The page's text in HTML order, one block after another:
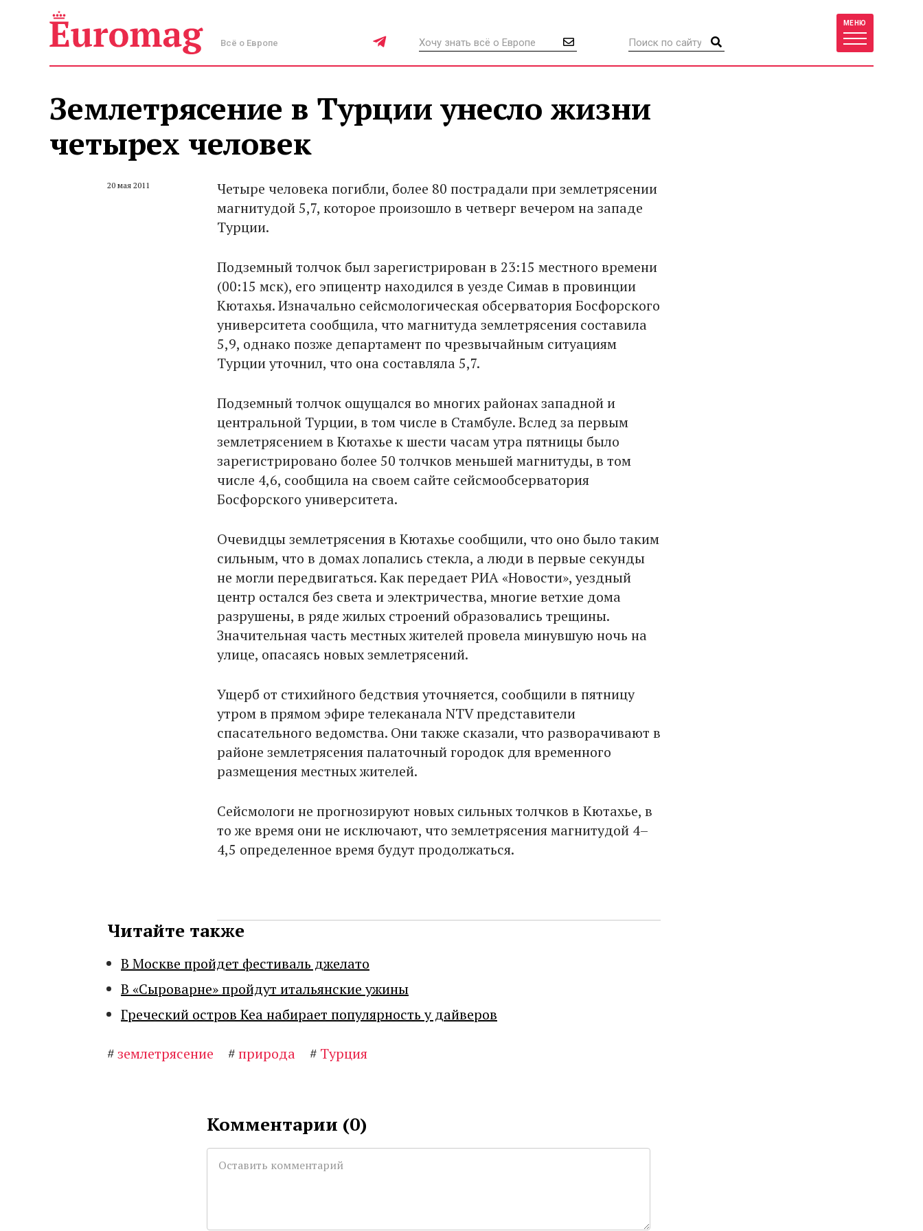
Всё о Европе
МЕНЮ
Землетрясение в Турции унесло жизни
четырех человек
20 мая 2011
Четыре человека погибли, более 80 пострадали при землетрясении
магнитудой 5,7, которое произошло в четверг вечером на западе
Турции.
Подземный толчок был зарегистрирован в 23:15 местного времени
(00:15 мск), его эпицентр находился в уезде Симав в провинции
Кютахья. Изначально сейсмологическая обсерватория Босфорского
университета сообщила, что магнитуда землетрясения составила
5,9, однако позже департамент по чрезвычайным ситуациям
Турции уточнил, что она составляла 5,7.
Подземный толчок ощущался во многих районах западной и
центральной Турции, в том числе в Стамбуле. Вслед за первым
землетрясением в Кютахье к шести часам утра пятницы было
зарегистрировано более 50 толчков меньшей магнитуды, в том
числе 4,6, сообщила на своем сайте сейсмообсерватория
Босфорского университета.
Очевидцы землетрясения в Кютахье сообщили, что оно было таким
сильным, что в домах лопались стекла, а люди в первые секунды
не могли передвигаться. Как передает РИА «Новости», уездный
центр остался без света и электричества, многие ветхие дома
разрушены, в ряде жилых строений образовались трещины.
Значительная часть местных жителей провела минувшую ночь на
улице, опасаясь новых землетрясений.
Ущерб от стихийного бедствия уточняется, сообщили в пятницу
утром в прямом эфире телеканала NTV представители
спасательного ведомства. Они также сказали, что разворачивают в
районе землетрясения палаточный городок для временного
размещения местных жителей.
Сейсмологи не прогнозируют новых сильных толчков в Кютахье, в
то же время они не исключают, что землетрясения магнитудой 4–
4,5 определенное время будут продолжаться.
Читайте также
В Москве пройдет фестиваль джелато
В «Сыроварне» пройдут итальянские ужины
Греческий остров Кеа набирает популярность у дайверов
#землетрясение #природа # Турция
Комментарии (0)